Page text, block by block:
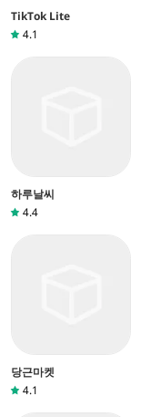
TikTok Lite
4.1
하루날씨
4.4
당근마켓
4.1